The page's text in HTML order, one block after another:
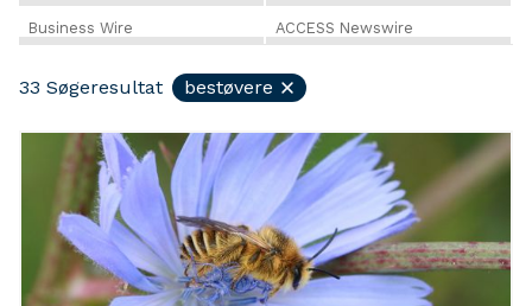
Business Wire ACCESS Newswire
33 Søgeresultat bestøvere